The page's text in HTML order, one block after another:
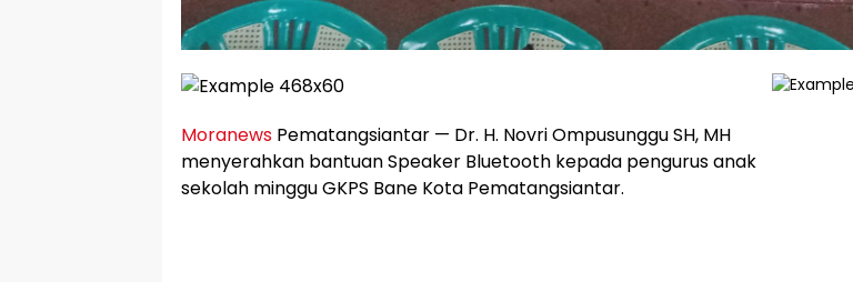
Moranews Pematangsiantar — Dr. H. Novri Ompusunggu SH, MH
menyerahkan bantuan Speaker Bluetooth kepada pengurus anak
sekolah minggu GKPS Bane Kota Pematangsiantar.